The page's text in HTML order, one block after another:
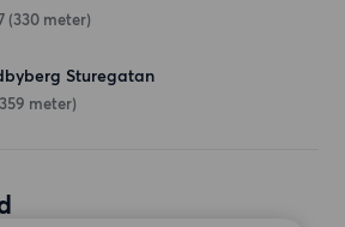
(330 meter)
Sturegatan
meter)